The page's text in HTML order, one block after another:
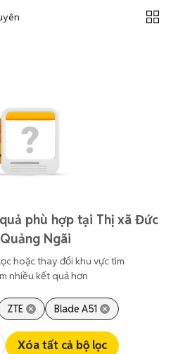
phù hợp tại Thị xã Đức
Ngãi
hoặc thay đổi khu vực tìm
nhiều kết quả hơn
ZTE Blade A51
Xóa tất cả bộ lọc